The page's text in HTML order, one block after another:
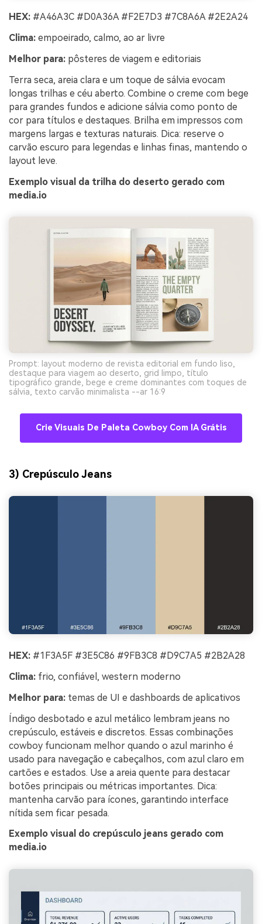
HEX: #A46A3C #D0A36A #F2E7D3 #7C8A6A #2E2A24
Clima: empoeirado, calmo, ao ar livre
Melhor para: pôsteres de viagem e editoriais
Terra seca, areia clara e um toque de sálvia evocam
longas trilhas e céu aberto. Combine o creme com bege
para grandes fundos e adicione sálvia como ponto de
cor para títulos e destaques. Brilha em impressos com
margens largas e texturas naturais. Dica: reserve o
carvão escuro para legendas e linhas finas, mantendo o
layout leve.
Exemplo visual da trilha do deserto gerado com
media.io
Prompt: layout moderno de revista editorial em fundo liso,
destaque para viagem ao deserto, grid limpo, título
tipográfico grande, bege e creme dominantes com toques de
sálvia, texto carvão minimalista --ar 16:9
Crie Visuais De Paleta Cowboy Com IA Grátis
3) Crepúsculo Jeans
HEX: #1F3A5F #3E5C86 #9FB3C8 #D9C7A5 #2B2A28
Clima: frio, confiável, western moderno
Melhor para: temas de UI e dashboards de aplicativos
Índigo desbotado e azul metálico lembram jeans no
crepúsculo, estáveis e discretos. Essas combinações
cowboy funcionam melhor quando o azul marinho é
usado para navegação e cabeçalhos, com azul claro em
cartões e estados. Use a areia quente para destacar
botões principais ou métricas importantes. Dica:
mantenha carvão para ícones, garantindo interface
nítida sem ficar pesada.
Exemplo visual do crepúsculo jeans gerado com
media.io